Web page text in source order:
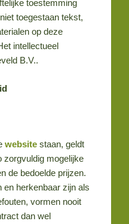
toestemming
toegestaan tekst,
op deze
intellectueel
B.V..
website staan, geldt
zorgvuldig mogelijke
de bedoelde prijzen.
en herkenbaar zijn als
vormen nooit
dan wel